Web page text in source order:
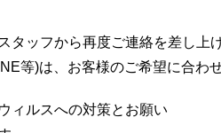
ッフから再度ご連絡を差し上げ
等)は、お客様のご希望に合わ
ィルスへの対策とお願い